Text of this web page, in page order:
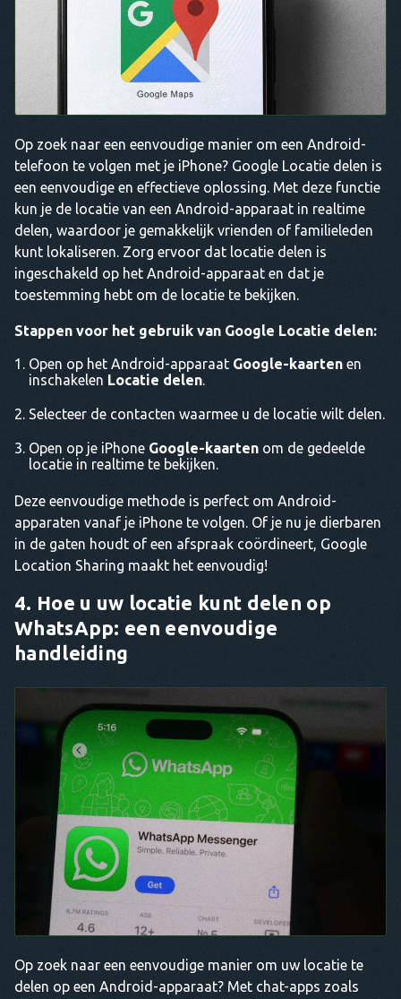
Op zoek naar een eenvoudige manier om een Android-
telefoon te volgen met je iPhone? Google Locatie delen is
een eenvoudige en effectieve oplossing. Met deze functie
kun je de locatie van een Android-apparaat in realtime
delen, waardoor je gemakkelijk vrienden of familieleden
kunt lokaliseren. Zorg ervoor dat locatie delen is
ingeschakeld op het Android-apparaat en dat je
toestemming hebt om de locatie te bekijken.
Stappen voor het gebruik van Google Locatie delen:
Open op het Android-apparaat Google-kaarten en
inschakelen Locatie delen.
Selecteer de contacten waarmee u de locatie wilt delen.
Open op je iPhone Google-kaarten om de gedeelde
locatie in realtime te bekijken.
Deze eenvoudige methode is perfect om Android-
apparaten vanaf je iPhone te volgen. Of je nu je dierbaren
in de gaten houdt of een afspraak coördineert, Google
Location Sharing maakt het eenvoudig!
4. Hoe u uw locatie kunt delen op
WhatsApp: een eenvoudige
handleiding
Op zoek naar een eenvoudige manier om uw locatie te
delen op een Android-apparaat? Met chat-apps zoals